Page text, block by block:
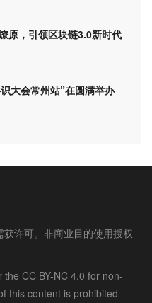
原，引领区块链3.0新时代
大会常州站”在圆满举办
许可。非商业目的使用授权
CC BY-NC 4.0 for non-
this content is prohibited